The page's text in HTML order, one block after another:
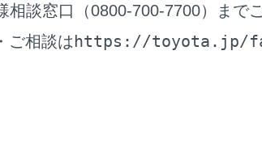
談窓口（0800-700-7700）まで
ご相談はhttps://toyota.jp/